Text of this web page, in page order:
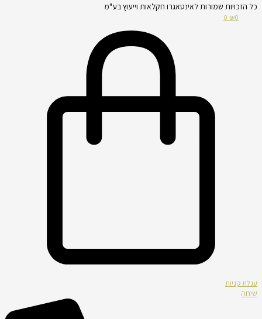
כל הזכויות שמורות לאינטאגרו חקלאות וייעוץ בע"מ
₪0
0
עגלת קניות
שיחה